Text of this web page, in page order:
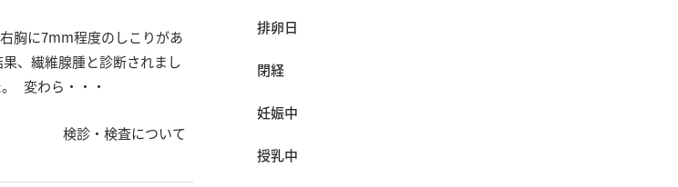
胸に7mm程度のしこりがあ
、繊維腺腫と診断されまし
変わら・・・
検診・検査について
排卵日
閉経
妊娠中
授乳中